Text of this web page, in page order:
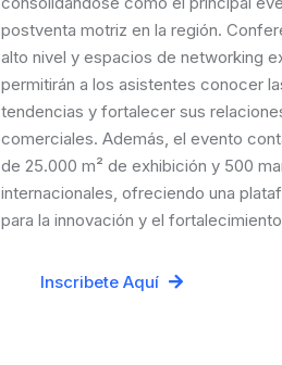
postventa motriz en la región.
alto nivel y espacios de networking
permitirán a los asistentes conocer
tendencias y fortalecer sus
comerciales. Además, el evento
de 25.000 m² de exhibición y 500
internacionales, ofreciendo una
para la innovación y el
Inscribete Aquí